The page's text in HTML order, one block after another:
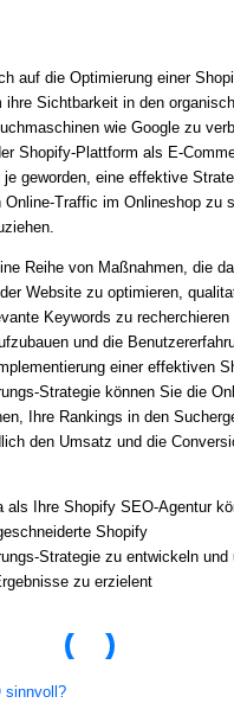
auf die Optimierung einer
ihre Sichtbarkeit in den
wie Google zu
Shopify-Plattform als E-
geworden, eine effektive
Traffic im Onlineshop zu
Reihe von Maßnahmen, die
Website zu optimieren,
Keywords zu recherchieren
und die
einer effektiven
Strategie können Sie die
Ihre Rankings in den
den Umsatz und die
als Ihre Shopify SEO-Agentur
Shopify
Strategie zu entwickeln und
zu erzielent
sinnvoll?